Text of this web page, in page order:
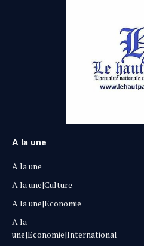
A la une
A la une
A la une|Culture
A la une|Economie
A la
une|Economie|International